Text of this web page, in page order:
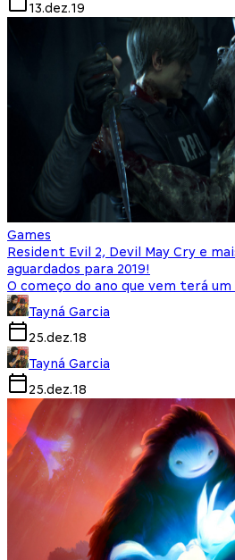
13.dez.19
Games
Resident Evil 2, Devil May Cry e
aguardados para 2019!
O começo do ano que vem terá um
Tayná Garcia
25.dez.18
Tayná Garcia
25.dez.18